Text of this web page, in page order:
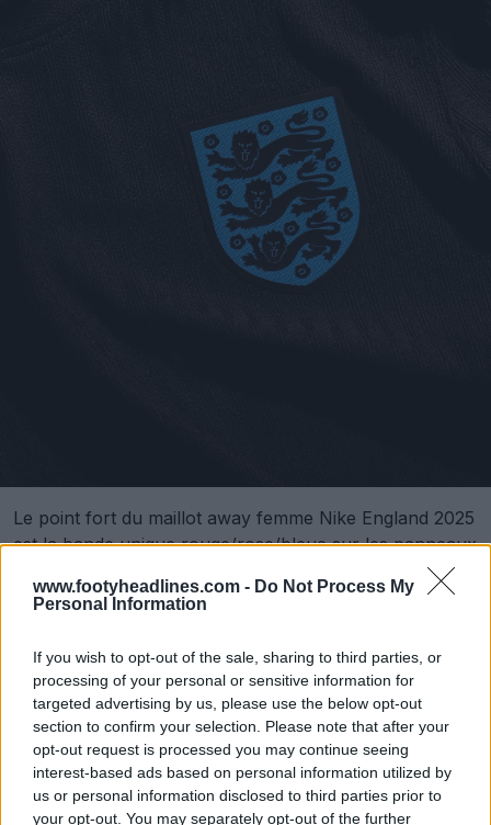
www.footyheadlines.com - Do Not Process My
Personal Information
If you wish to opt-out of the sale, sharing to third parties, or
processing of your personal or sensitive information for
targeted advertising by us, please use the below opt-out
section to confirm your selection. Please note that after your
opt-out request is processed you may continue seeing
interest-based ads based on personal information utilized by
us or personal information disclosed to third parties prior to
your opt-out. You may separately opt-out of the further
Le point fort du maillot away femme Nike England 2025
est la bande unique rouge/rose/bleue sur les panneaux